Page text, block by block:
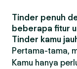
Tinder penuh
beberapa fitur
Tinder kamu
Pertama-tama,
Kamu hanya